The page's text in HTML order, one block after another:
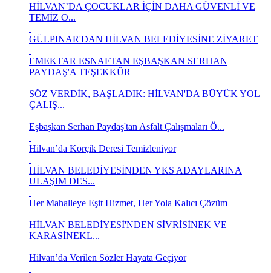
HİLVAN’DA ÇOCUKLAR İÇİN DAHA GÜVENLİ VE
TEMİZ O...
GÜLPINAR'DAN HİLVAN BELEDİYESİNE ZİYARET
EMEKTAR ESNAFTAN EŞBAŞKAN SERHAN
PAYDAŞ'A TEŞEKKÜR
SÖZ VERDİK, BAŞLADIK: HİLVAN'DA BÜYÜK YOL
ÇALIŞ...
Eşbaşkan Serhan Paydaş'tan Asfalt Çalışmaları Ö...
Hilvan’da Korçik Deresi Temizleniyor
HİLVAN BELEDİYESİNDEN YKS ADAYLARINA
ULAŞIM DES...
Her Mahalleye Eşit Hizmet, Her Yola Kalıcı Çözüm
HİLVAN BELEDİYESİ'NDEN SİVRİSİNEK VE
KARASİNEKL...
Hilvan’da Verilen Sözler Hayata Geçiyor